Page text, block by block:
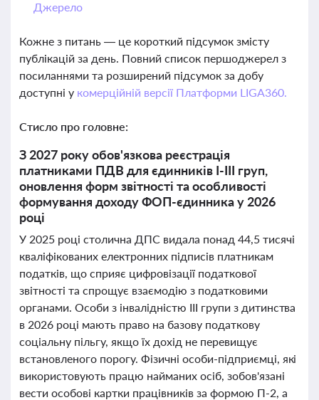
Джерело
Кожне з питань — це короткий підсумок змісту
публікацій за день. Повний список першоджерел з
посиланнями та розширений підсумок за добу
доступні у комерційній версії Платформи LIGA360.
Стисло про головне:
З 2027 року обов'язкова реєстрація
платниками ПДВ для єдинників І-ІІІ груп,
оновлення форм звітності та особливості
формування доходу ФОП-єдинника у 2026
році
У 2025 році столична ДПС видала понад 44,5 тисячі
кваліфікованих електронних підписів платникам
податків, що сприяє цифровізації податкової
звітності та спрощує взаємодію з податковими
органами. Особи з інвалідністю III групи з дитинства
в 2026 році мають право на базову податкову
соціальну пільгу, якщо їх дохід не перевищує
встановленого порогу. Фізичні особи-підприємці, які
використовують працю найманих осіб, зобов'язані
вести особові картки працівників за формою П-2, а